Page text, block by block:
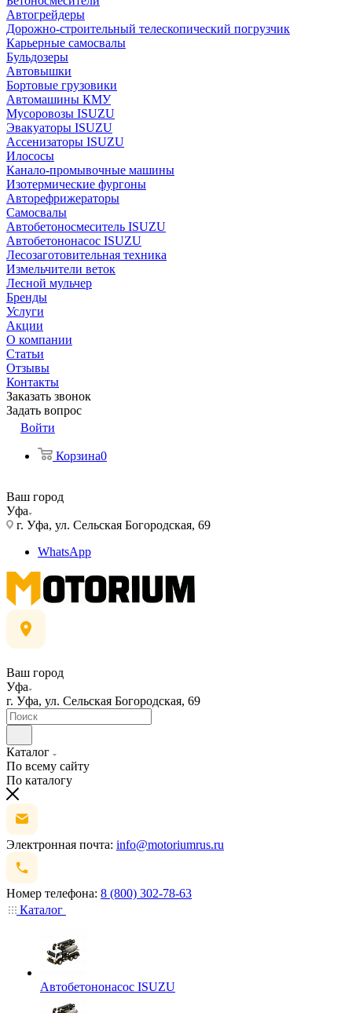
Автогрейдеры
Дорожно-строительный телескопический погрузчик
Карьерные самосвалы
Бульдозеры
Автовышки
Бортовые грузовики
Автомашины КМУ
Мусоровозы ISUZU
Эвакуаторы ISUZU
Ассенизаторы ISUZU
Илососы
Канало-промывочные машины
Изотермические фургоны
Авторефрижераторы
Самосвалы
Автобетоносмеситель ISUZU
Автобетононасос ISUZU
Лесозаготовительная техника
Измельчители веток
Лесной мульчер
Бренды
Услуги
Акции
О компании
Статьи
Отзывы
Контакты
Заказать звонок
Задать вопрос
Войти
Корзина0
Ваш город
Уфа
г. Уфа, ул. Сельская Богородская, 69
WhatsApp
Ваш город
Уфа
г. Уфа, ул. Сельская Богородская, 69
Каталог
По всему сайту
По каталогу
Электронная почта: info@motoriumrus.ru
Номер телефона: 8 (800) 302-78-63
Каталог
Автобетононасос ISUZU